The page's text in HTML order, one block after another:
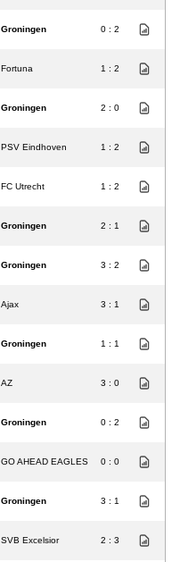
Groningen 0 : 2
Fortuna 1 : 2
Groningen 2 : 0
PSV Eindhoven 1 : 2
FC Utrecht 1 : 2
Groningen 2 : 1
Groningen 3 : 2
Ajax 3 : 1
Groningen 1 : 1
AZ 3 : 0
Groningen 0 : 2
GO AHEAD EAGLES 0 : 0
Groningen 3 : 1
SVB Excelsior 2 : 3